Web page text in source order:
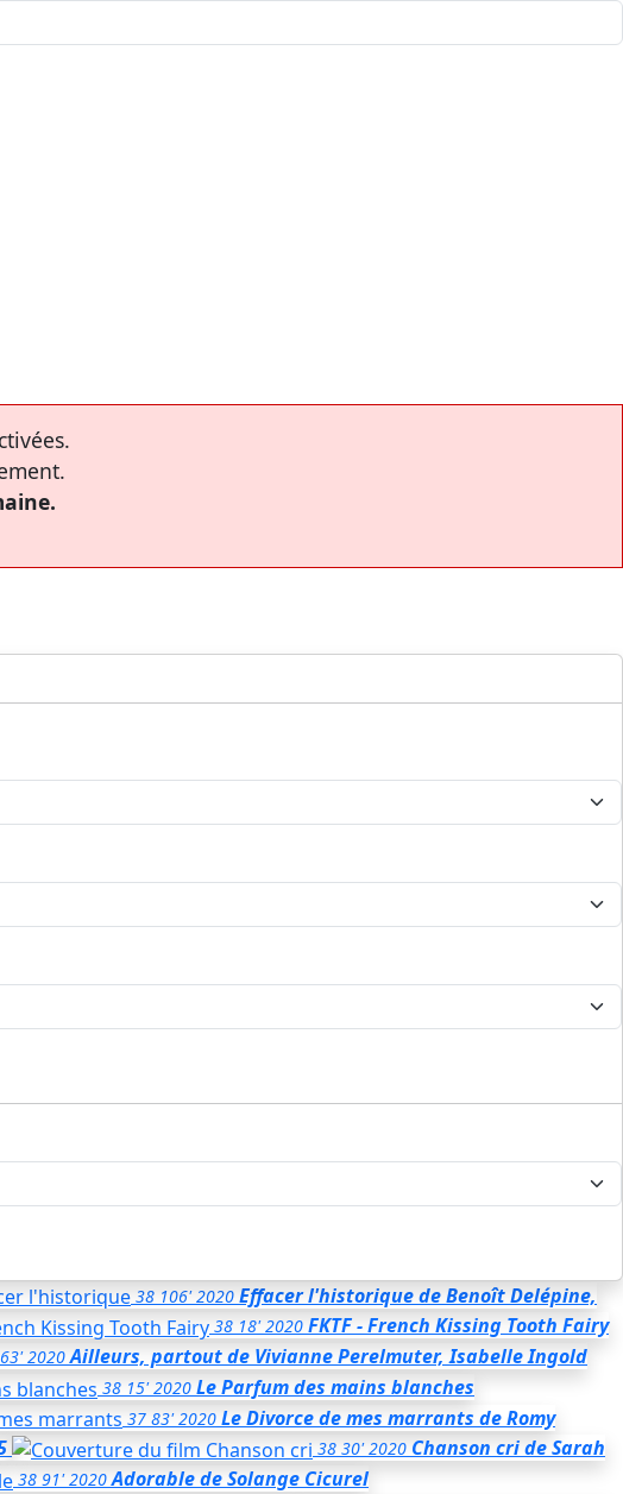
38 106' 2020 Effacer l'historiquede Benoît Delépine,
38 18' 2020 FKTF - French Kissing Tooth Fairy
63' 2020 Ailleurs, partoutde Vivianne Perelmuter, Isabelle Ingold
38 15' 2020 Le Parfum des mains blanches
37 83' 2020 Le Divorce de mes marrants de Romy
38 30' 2020 Chanson cride Sarah
38 91' 2020 Adorablede Solange Cicurel